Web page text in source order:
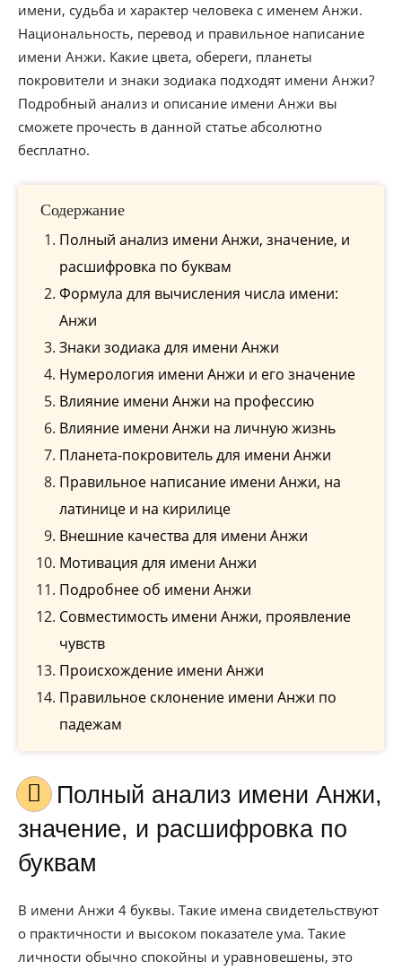
имени, судьба и характер человека с именем Анжи.
Национальность, перевод и правильное написание
имени Анжи. Какие цвета, обереги, планеты
покровители и знаки зодиака подходят имени Анжи?
Подробный анализ и описание имени Анжи вы
сможете прочесть в данной статье абсолютно
бесплатно.
Содержание
Полный анализ имени Анжи, значение, и
расшифровка по буквам
Формула для вычисления числа имени:
Анжи
Знаки зодиака для имени Анжи
Нумерология имени Анжи и его значение
Влияние имени Анжи на профессию
Влияние имени Анжи на личную жизнь
Планета-покровитель для имени Анжи
Правильное написание имени Анжи, на
латинице и на кирилице
Внешние качества для имени Анжи
Мотивация для имени Анжи
Подробнее об имени Анжи
Совместимость имени Анжи, проявление
чувств
Происхождение имени Анжи
Правильное склонение имени Анжи по
падежам
Полный анализ имени Анжи,
значение, и расшифровка по
буквам
В имени Анжи 4 буквы. Такие имена свидетельствуют
о практичности и высоком показателе ума. Такие
личности обычно спокойны и уравновешены, это